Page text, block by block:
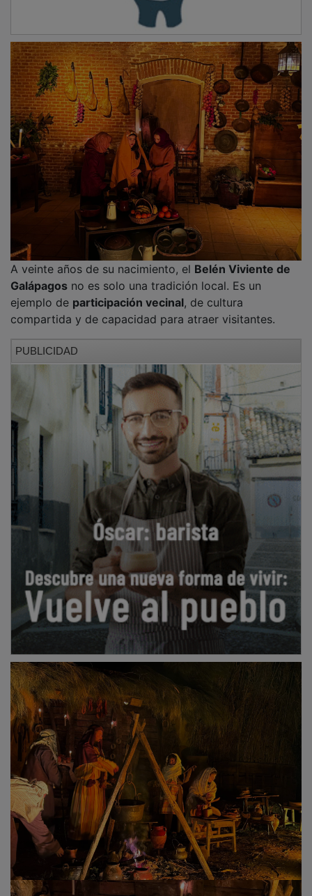
Yunquera de Henares cierra una intensa
semana navideña repleta de cultura, deporte,
magia y tradición
La casa rural de lujo de la Alcarria que acoge
a huéspedes de los cinco continentes
Guadalajara iluminará su cielo de Navidad
con dos grandes exhibiciones de drones
OTRAS NOTICIAS
GUADA TV MEDIA
PUBLICIDAD
PUBLICIDAD
PUBLICIDAD
PUBLICIDAD